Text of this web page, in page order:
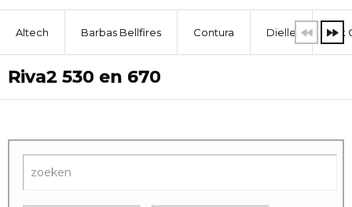
Altech Barbas Bellfires Contura Dielle Dik
Riva2 530 en 670